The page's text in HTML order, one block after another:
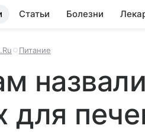
Статьи Болезни
Питание
для